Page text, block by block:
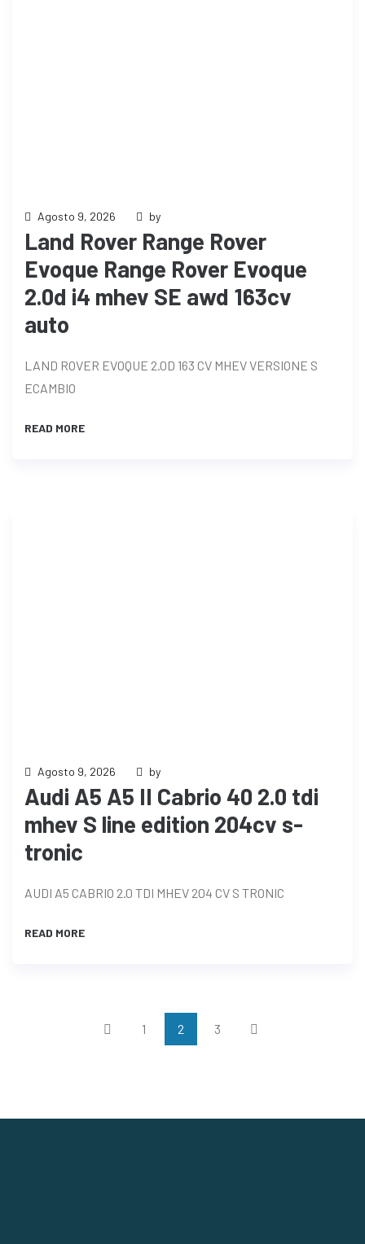
Agosto 9, 2026 by
Land Rover Range Rover
Evoque Range Rover Evoque
2.0d i4 mhev SE awd 163cv
auto
LAND ROVER EVOQUE 2.0D 163 CV MHEV VERSIONE S
ECAMBIO
READ MORE
Agosto 9, 2026 by
Audi A5 A5 II Cabrio 40 2.0 tdi
mhev S line edition 204cv s-
tronic
AUDI A5 CABRIO 2.0 TDI MHEV 204 CV S TRONIC
READ MORE
1 2 3